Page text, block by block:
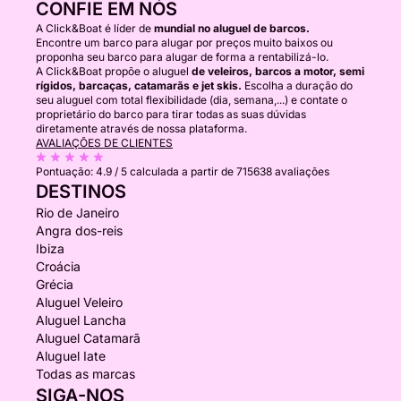
CONFIE EM NÓS
A Click&Boat é líder de mundial no aluguel de barcos.
Encontre um barco para alugar por preços muito baixos ou
proponha seu barco para alugar de forma a rentabilizá-lo.
A Click&Boat propõe o aluguel de veleiros, barcos a motor, semi
rígidos, barcaças, catamarãs e jet skis. Escolha a duração do
seu aluguel com total flexibilidade (dia, semana,...) e contate o
proprietário do barco para tirar todas as suas dúvidas
diretamente através de nossa plataforma.
AVALIAÇÕES DE CLIENTES
Pontuação: 4.9 / 5 calculada a partir de 715638 avaliações
DESTINOS
Rio de Janeiro
Angra dos-reis
Ibiza
Croácia
Grécia
Aluguel Veleiro
Aluguel Lancha
Aluguel Catamarã
Aluguel Iate
Todas as marcas
SIGA-NOS